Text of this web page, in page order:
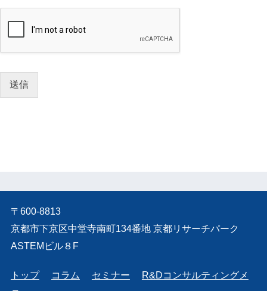
送信
〒600-8813
京都市下京区中堂寺南町134番地 京都リサーチパーク
ASTEMビル８F
トップ コラム セミナー
R&Dコンサルティングメ